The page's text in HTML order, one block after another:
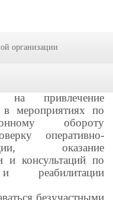
второй этап
где торгуют
на привлечение
в мероприятиях по
обороту
оперативно-
оказание
и консультаций по
реабилитации
безучастными
организации